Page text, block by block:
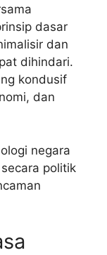
dasar
dan
dihindari.
kondusif
dan
negara
politik